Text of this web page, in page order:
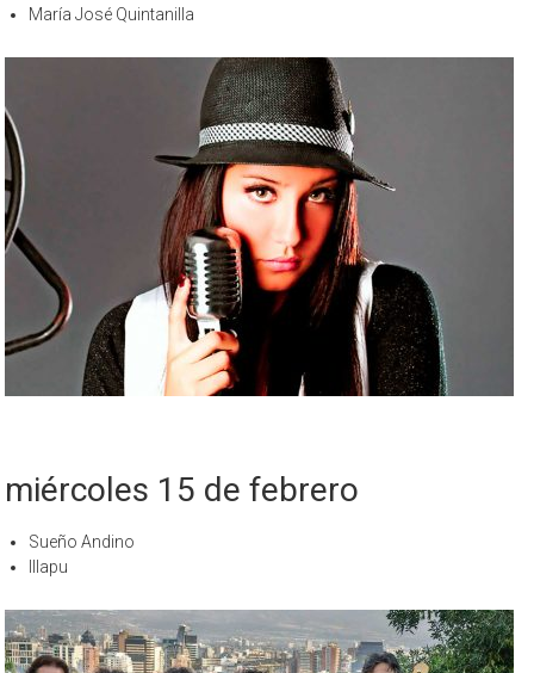
María José Quintanilla
miércoles 15 de febrero
Sueño Andino
Illapu